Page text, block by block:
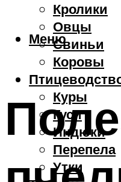
Кролики
Овцы
Свиньи
Коровы
Куры
Гуси
Индюки
Перепела
Утки
Меню